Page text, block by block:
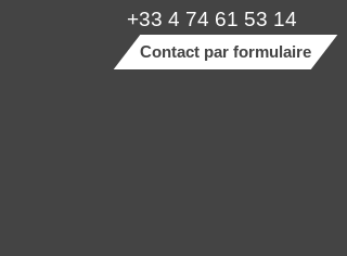
+33 4 74 61 53 14
Contact par formulaire